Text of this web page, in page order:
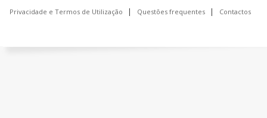
Privacidade e Termos de Utilização Questões frequentes Contactos